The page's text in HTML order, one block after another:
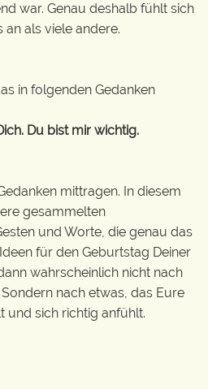
war. Genau deshalb fühlt sich
als viele andere.
in folgenden Gedanken
Du bist mir wichtig.
mittragen. In diesem
gesammelten
und Worte, die genau das
für den Geburtstag Deiner
wahrscheinlich nicht nach
nach etwas, das Eure
und sich richtig anfühlt.